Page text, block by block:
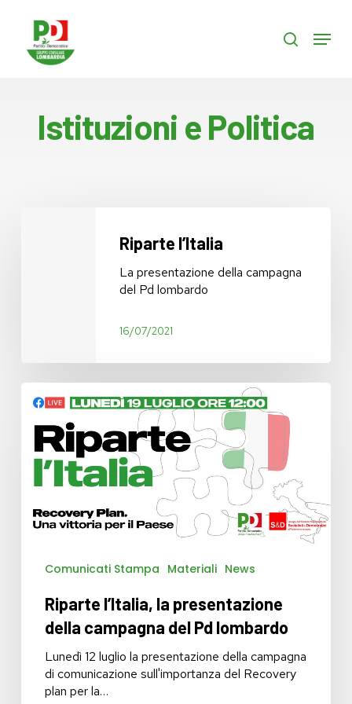
content
search
Menu
Istituzioni e Politica
Riparte l’Italia
La presentazione della campagna
del Pd lombardo
16/07/2021
l’Italia,
presentazione
della
campagna
Pd
lombardo
Comunicati Stampa Materiali News
Riparte l’Italia, la presentazione
della campagna del Pd lombardo
Lunedì 12 luglio la presentazione della campagna
di comunicazione sull'importanza del Recovery
plan per la…